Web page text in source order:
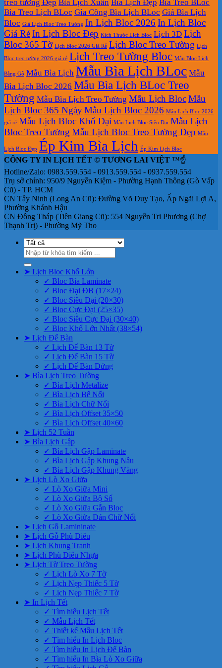
Đại
đẹp
In
Lịch
Để
Bàn
treo tường Đẹp Bìa Lịch Xuân Bìa Lịch Đẹp Bìa Treo BLoc
Bìa Treo Lịch BLoc Gia Công Bìa Lịch BLoc Giá Bìa Lịch
Bloc Giá Lịch Bloc Treo Tường In Lịch Bloc 2026 In Lịch Bloc
Giá RẻIn Lịch Bloc Đẹp Kích Thước Lịch Bloc Lịch 3D Lịch
Bloc 365 Tờ Lịch Bloc 2026 Giá Rẻ Lịch Bloc Treo Tường Lịch
Bloc treo tường 2026 giá rẻ Lịch Treo Tường Bloc Mẫu Bloc Lịch
Bằng Gỗ Mẫu Bìa Lịch Mẫu Bìa Lịch BLoc Mẫu
Bìa Lịch Bloc 2026 Mẫu Bìa Lịch BLoc Treo
Tường Mẫu Bìa Lịch Treo Tường Mẫu Lịch BlocMẫu
Lịch Bloc 365 NgàyMẫu Lịch Bloc 2026 Mẫu Lịch Bloc 2026
giá rẻ Mẫu Lịch Bloc Khổ Đại Mẫu Lịch Bloc Siêu Đại Mẫu Lịch
Bloc Treo Tường Mẫu Lịch Bloc Treo Tường Đẹp Mẫu
Lịch Bloc Đẹp Ép Kim Bìa Lịch Ép Kim Lịch Bloc
CÔNG TY IN LỊCH TẾT © TƯƠNG LAI VIỆT ™☝️
Hotline/Zalo: 0983.559.554 - 0913.559.554 - 0937.559.554
Trụ sở chính: 950/9 Nguyễn Kiệm - Phường Hạnh Thông (Gò Vấp
Cũ) - TP. HCM
CN Tây Ninh (Long An Cũ): Đường Võ Duy Tạo, Ấp Ngãi Lợi A,
Phường Khánh Hậu
CN Đồng Tháp (Tiền Giang Cũ): 554 Nguyễn Tri Phương (Chợ
Thạnh Trị) - Phường Mỹ Tho
Tìm
kiếm:
➤ Lịch Bloc Khổ Lớn
✓ Bloc Bìa Laminate
✓ Bloc Đại ĐB (17×24)
✓ Bloc Siêu Đại (20×30)
✓ Bloc Cực Đại (25×35)
✓ Bloc Siêu Cực Đại (30×40)
✓ Bloc Khổ Lớn Nhất (38×54)
➤ Lịch Để Bàn
✓ Lịch Để Bàn 13 Tờ
✓ Lịch Để Bàn 15 Tờ
✓ Lịch Để Bàn Đứng
➤ Bìa Lịch Treo Tường
✓ Bìa Lịch Metalize
✓ Bìa Lịch Bế Nổi
✓ Bìa Lịch Chữ Nổi
✓ Bìa Lịch Offset 35×50
✓ Bìa Lịch Offset 40×60
➤ Lịch 52 Tuần
➤ Bìa Lịch Gập
✓ Bìa Lịch Gập Laminate
✓ Bìa Lịch Gập Khung Nâu
✓ Bìa Lịch Gập Khung Vàng
➤ Lịch Lò Xo Giữa
✓ Lò Xo Giữa Mini
✓ Lò Xo Giữa Bộ Số
✓ Lò Xo Giữa Gắn Bloc
✓ Lò Xo Giữa Dán Chữ Nổi
➤ Lịch Gỗ Lamininate
➤ Lịch Gỗ Phù Điêu
➤ Lịch Khung Tranh
➤ Lịch Phù Điêu Nhựa
➤ Lịch Tờ Treo Tường
✓ Lịch Lò Xo 7 Tờ
✓ Lịch Nẹp Thiếc 5 Tờ
✓ Lịch Nẹp Thiếc 7 Tờ
➤ In Lịch Tết
✓ Tìm hiểu Lịch Tết
✓ Mẫu Lịch Tết
✓ Thiết kế Mẫu Lịch Tết
✓ Tìm hiểu In Lịch Bloc
✓ Tìm hiểu In Lịch Để Bàn
✓ Tìm hiểu In Bìa Lò Xo Giữa